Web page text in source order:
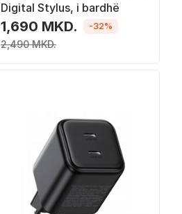
Digital Stylus, i bardhë
1,690 MKD.
2,490 MKD.
-32%